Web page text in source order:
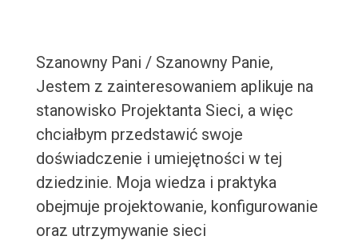
Szanowny Pani / Szanowny Panie,
Jestem z zainteresowaniem aplikuje na
stanowisko Projektanta Sieci, a więc
chciałbym przedstawić swoje
doświadczenie i umiejętności w tej
dziedzinie. Moja wiedza i praktyka
obejmuje projektowanie, konfigurowanie
oraz utrzymywanie sieci